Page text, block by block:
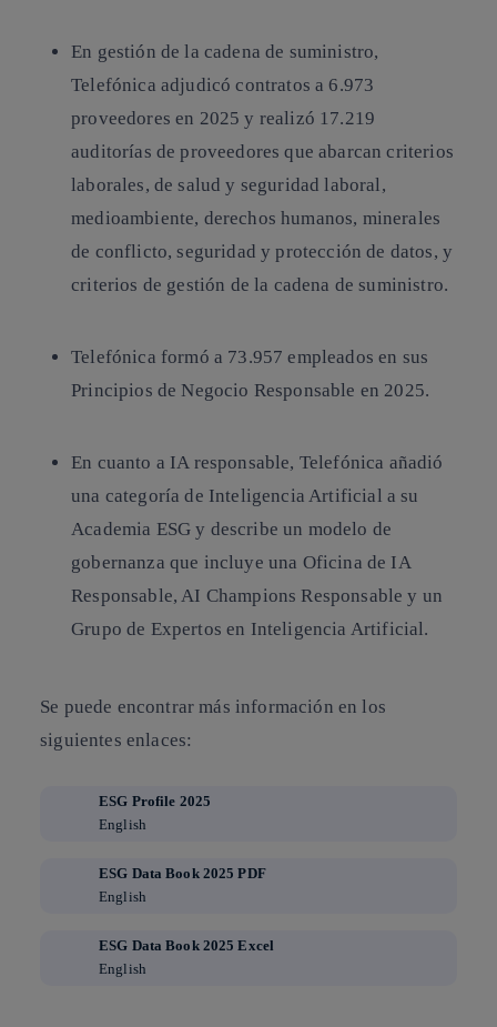
En gestión de la cadena de suministro,
Telefónica adjudicó contratos a 6.973
proveedores en 2025 y realizó 17.219
auditorías de proveedores que abarcan criterios
laborales, de salud y seguridad laboral,
medioambiente, derechos humanos, minerales
de conflicto, seguridad y protección de datos, y
criterios de gestión de la cadena de suministro.
Telefónica formó a 73.957 empleados en sus
Principios de Negocio Responsable en 2025.
En cuanto a IA responsable, Telefónica añadió
una categoría de Inteligencia Artificial a su
Academia ESG y describe un modelo de
gobernanza que incluye una Oficina de IA
Responsable, AI Champions Responsable y un
Grupo de Expertos en Inteligencia Artificial.
Se puede encontrar más información en los
siguientes enlaces:
ESG Profile 2025
English
ESG Data Book 2025 PDF
English
ESG Data Book 2025 Excel
English